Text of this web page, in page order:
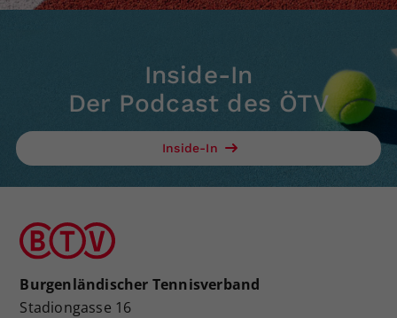
Inside-In
Der Podcast des ÖTV
Inside-In
Burgenländischer Tennisverband
Stadiongasse 16